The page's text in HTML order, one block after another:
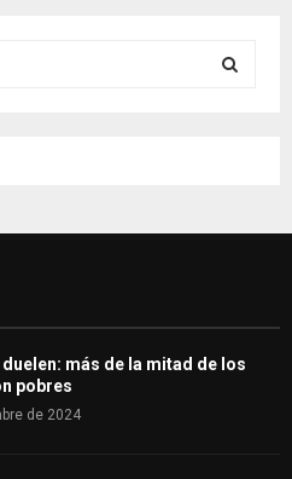
H
más de la mitad de los
pobres
de 2024